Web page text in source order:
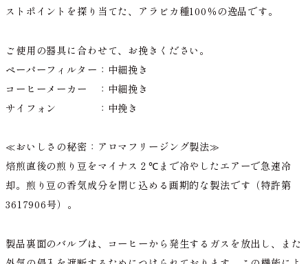
ストポイントを探り当てた、アラビカ種100％の逸品です。
ご使用の器具に合わせて、お挽きください。
ペーパーフィルター：中細挽き
コーヒーメーカー ：中細挽き
サイフォン ：中挽き
≪おいしさの秘密：アロマフリージング製法≫
焙煎直後の煎り豆をマイナス２℃まで冷やしたエアーで急速冷
却。煎り豆の香気成分を閉じ込める画期的な製法です（特許第
3617906号）。
製品裏面のバルブは、コーヒーから発生するガスを放出し、また